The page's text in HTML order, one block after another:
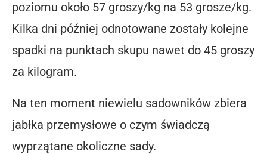
poziomu około 57 groszy/kg na 53 grosze/kg.
Kilka dni później odnotowane zostały kolejne
spadki na punktach skupu nawet do 45 groszy
za kilogram.
Na ten moment niewielu sadowników zbiera
jabłka przemysłowe o czym świadczą
wyprzątane okoliczne sady.